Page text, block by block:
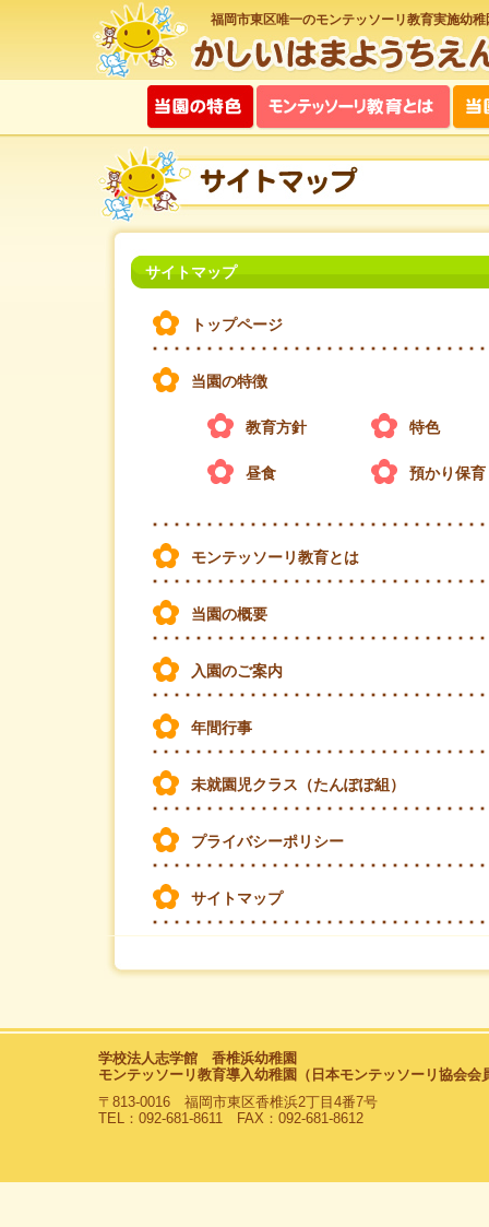
福岡市東区唯一のモンテッソーリ教育実施幼稚
サイトマップ
トップページ
当園の特徴
教育方針 特色
昼食 預かり保育
モンテッソーリ教育とは
当園の概要
入園のご案内
年間行事
未就園児クラス（たんぽぽ組）
プライバシーポリシー
サイトマップ
学校法人志学館 香椎浜幼稚園
モンテッソーリ教育導入幼稚園（日本モンテッソーリ協会会
〒813-0016 福岡市東区香椎浜2丁目4番7号
TEL：092-681-8611 FAX：092-681-8612